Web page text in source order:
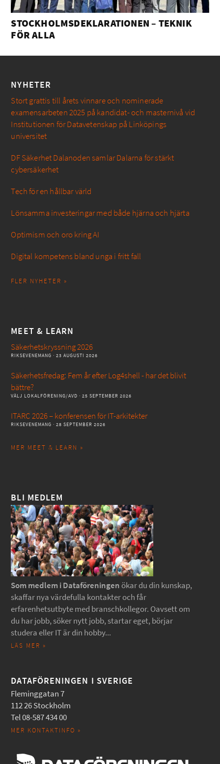
STOCKHOLMSDEKLARATIONEN – TEKNIK
FÖR ALLA
NYHETER
Stort grattis till årets vinnare och nominerade
examensarbeten 2025 på kandidat- och masternivå vid
Institutionen för Datavetenskap på Linköpings
universitet
DF Säkerhet Dalanoden samlar Dalarna för stärkt
cybersäkerhet
Tech för en hållbar värld
Lönsamma investeringar med både hjärna och hjärta
Optimism och oro kring AI
Digital kompetens bland unga i fritt fall
FLER NYHETER »
MEET & LEARN
Säkerhetskryssning 2026
RIKSEVENEMANG · 23 AUGUSTI 2026
Säkerhetsfredag: Fem år efter Log4shell - har det blivit
bättre?
VÄLJ LOKALFÖRENING/AVD · 25 SEPTEMBER 2026
ITARC 2026 – konferensen för IT-arkitekter
RIKSEVENEMANG · 28 SEPTEMBER 2026
MER MEET & LEARN »
BLI MEDLEM
Som medlem i Dataföreningen ökar du din kunskap,
skaffar nya värdefulla kontakter och får
erfarenhetsutbyte med branschkollegor. Oavsett om
du har jobb, söker nytt jobb, startar eget, börjar
studera eller IT är din hobby...
LÄS MER »
DATAFÖRENINGEN I SVERIGE
Fleminggatan 7
112 26 Stockholm
Tel 08-587 434 00
MER KONTAKTINFO »